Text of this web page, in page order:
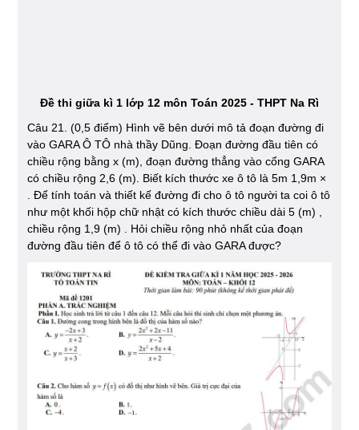
Đề thi giữa kì 1 lớp 12 môn Toán 2025 - THPT Na Rì
Câu 21. (0,5 điểm) Hình vẽ bên dưới mô tả đoạn đường đi
vào GARA Ô TÔ nhà thầy Dũng. Đoạn đường đầu tiên có
chiều rộng bằng x (m), đoạn đường thẳng vào cổng GARA
có chiều rộng 2,6 (m). Biết kích thước xe ô tô là 5m 1,9m ×
. Để tính toán và thiết kế đường đi cho ô tô người ta coi ô tô
như một khối hộp chữ nhật có kích thước chiều dài 5 (m) ,
chiều rộng 1,9 (m) . Hỏi chiều rộng nhỏ nhất của đoạn
đường đầu tiên để ô tô có thể đi vào GARA được?